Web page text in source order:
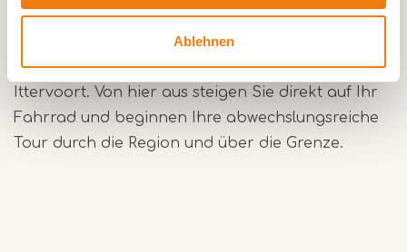
Ablehnen
Wo startet die Route?
Der Fahrradrundweg Wohnmobilstellplatz
Ittervoort beginnt in der Dahliastraat in
Ittervoort. Von hier aus steigen Sie direkt auf Ihr
Fahrrad und beginnen Ihre abwechslungsreiche
Tour durch die Region und über die Grenze.